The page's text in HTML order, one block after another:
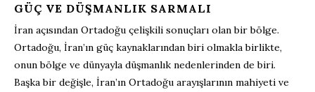
GÜÇ VE DÜŞMANLIK SARMALI
İran açısından Ortadoğu çelişkili sonuçları olan bir bölge.
Ortadoğu, İran’ın güç kaynaklarından biri olmakla birlikte,
onun bölge ve dünyayla düşmanlık nedenlerinden de biri.
Başka bir değişle, İran’ın Ortadoğu arayışlarının mahiyeti ve